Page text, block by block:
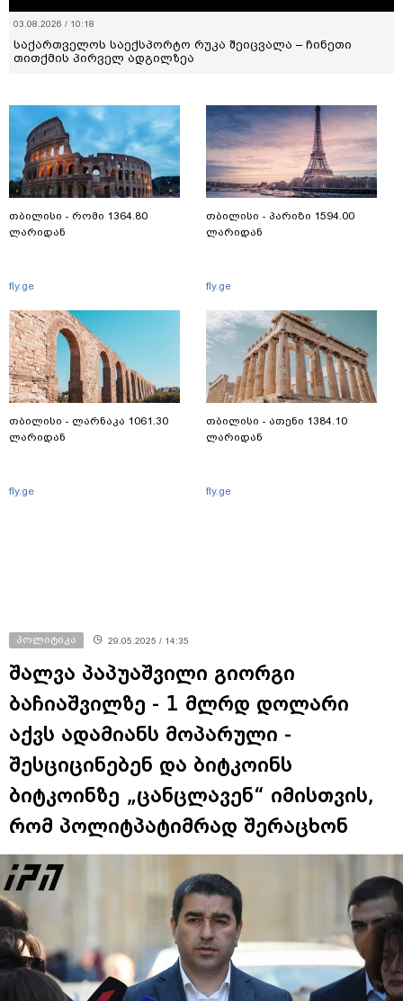
03.08.2026 / 10:18
საქართველოს საექსპორტო რუკა შეიცვალა – ჩინეთი
თითქმის პირველ ადგილზეა
თბილისი - რომი 1364.80
ლარიდან
fly.ge
თბილისი - ლარნაკა 1061.30
ლარიდან
fly.ge
თბილისი - პარიზი 1594.00
ლარიდან
fly.ge
თბილისი - ათენი 1384.10
ლარიდან
fly.ge
პოლიტიკა 29.05.2025 / 14:35
შალვა პაპუაშვილი გიორგი
ბაჩიაშვილზე - 1 მლრდ დოლარი
აქვს ადამიანს მოპარული -
შესციცინებენ და ბიტკოინს
ბიტკოინზე „ცანცლავენ“ იმისთვის,
რომ პოლიტპატიმრად შერაცხონ